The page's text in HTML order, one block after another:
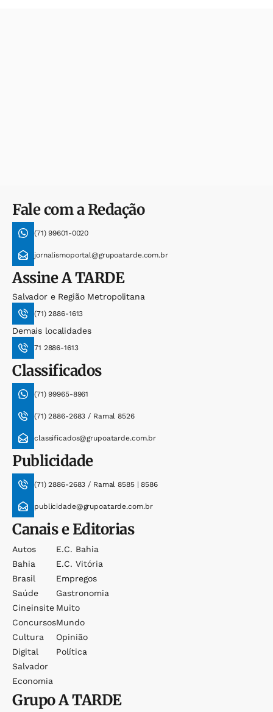
Fale com a Redação
(71) 99601-0020
jornalismoportal@grupoatarde.com.br
AssineA TARDE
Salvador e Região Metropolitana
(71) 2886-1613
Demais localidades
71 2886-1613
Classificados
(71) 99965-8961
(71) 2886-2683 / Ramal 8526
classificados@grupoatarde.com.br
Publicidade
(71) 2886-2683 / Ramal 8585 | 8586
publicidade@grupoatarde.com.br
Canais e Editorias
Autos
Bahia
Brasil
Saúde
Cineinsite
Concursos
Cultura
Digital
Salvador
Economia
E.c. Bahia
E.c. Vitória
Empregos
Gastronomia
Muito
Mundo
Opinião
Política
GrupoA TARDE